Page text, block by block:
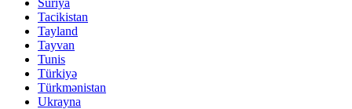
Suriya
Tacikistan
Tayland
Tayvan
Tunis
Türkiyə
Türkmənistan
Ukrayna